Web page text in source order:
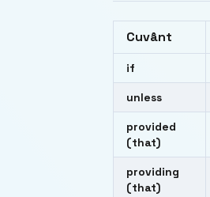
Cuvânt
if
unless
provided
(that)
providing
(that)